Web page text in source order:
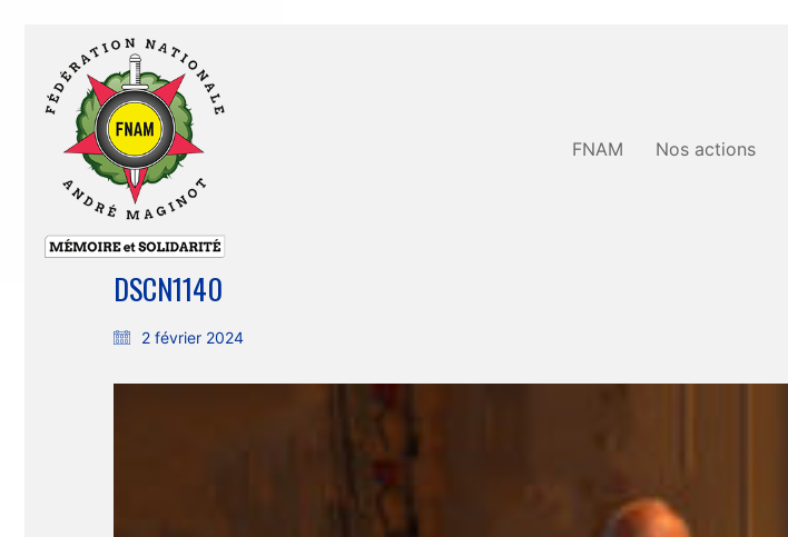
FNAM Nos actions
DSCN1140
2 février 2024